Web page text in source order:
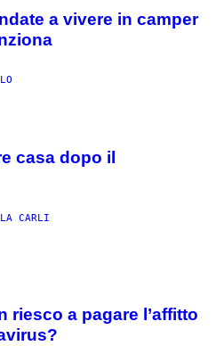
a vivere in camper
casa dopo il
CARLI
riesco a pagare l’affitto